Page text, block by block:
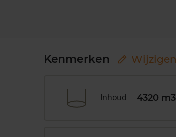
Kenmerken Wijzigen
Inhoud 4320 m3